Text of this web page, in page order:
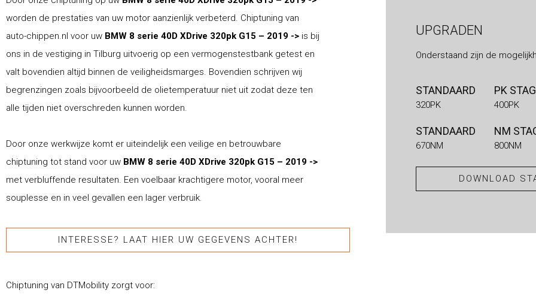
worden de prestaties van uw motor aanzienlijk verbeterd. Chiptuning van
auto-chippen.nl voor uw BMW 8 serie 40D XDrive 320pk G15 – 2019 -> is bij
ons in de vestiging in Tilburg uitvoerig op een vermogenstestbank getest en
valt bovendien altijd binnen de veiligheidsmarges. Bovendien schrijven wij
begrenzingen zoals bijvoorbeeld de olietemperatuur niet uit zodat deze ten
alle tijden niet overschreden kunnen worden.
Door onze werkwijze komt er uiteindelijk een veilige en betrouwbare
chiptuning tot stand voor uw BMW 8 serie 40D XDrive 320pk G15 – 2019 ->
met verbluffende resultaten. Een voelbaar krachtigere motor, vooral meer
souplesse en in veel gevallen een lager verbruik.
INTERESSE? LAAT HIER UW GEGEVENS ACHTER!
Chiptuning van DTMobility zorgt voor:
UPGRADEN
Onderstaand zijn de
STANDAARD
320PK
PK
400PK
STANDAARD
670NM
NM
800NM
DOWNLOAD